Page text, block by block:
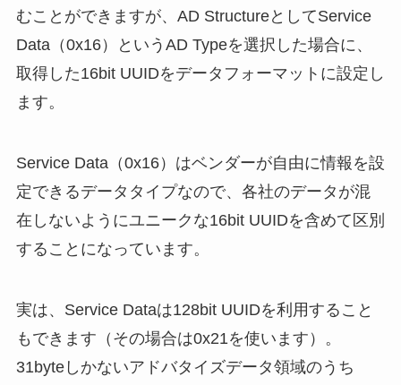
むことができますが、AD StructureとしてService
Data（0x16）というAD Typeを選択した場合に、
取得した16bit UUIDをデータフォーマットに設定し
ます。
Service Data（0x16）はベンダーが自由に情報を設
定できるデータタイプなので、各社のデータが混
在しないようにユニークな16bit UUIDを含めて区別
することになっています。
実は、Service Dataは128bit UUIDを利用すること
もできます（その場合は0x21を使います）。
31byteしかないアドバタイズデータ領域のうち